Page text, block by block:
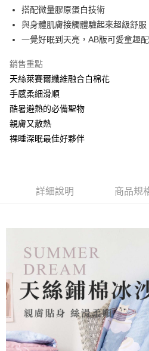
悠遊付
全盈+PAY
運送方式
物流宅配
每筆NT$150，滿NT$1,599(含以上)免
搭配微量膠原蛋白技術
與身體肌膚接觸體驗起來超級舒服
一覺好眠到天亮，AB版可愛童趣
銷售重點
天絲萊賽爾纖維融合白棉花
手感柔細滑順
酷暑避熱的必備聖物
親膚又散熱
裸睡深眠最佳好夥伴
詳細說明 商品規